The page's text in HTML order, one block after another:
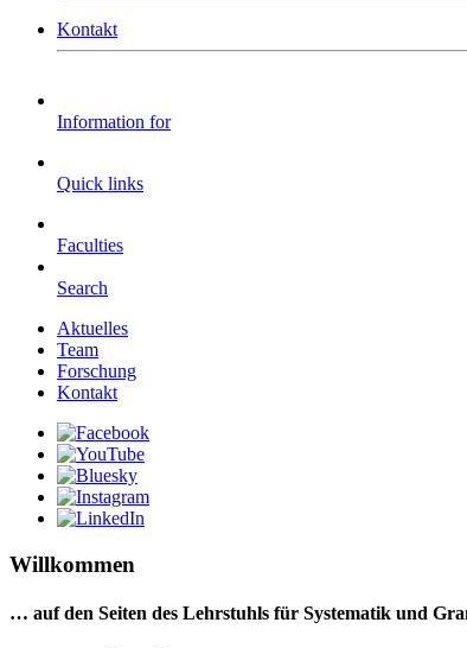
Kontakt
Information for
Quick links
Faculties
Search
Aktuelles
Team
Forschung
Kontakt
Willkommen
… auf den Seiten des Lehrstuhls für Systematik und